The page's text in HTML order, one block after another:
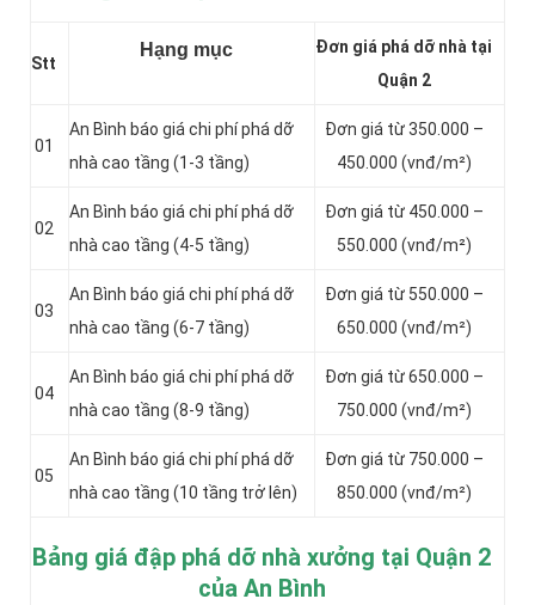
Stt
Hạng mục
Đơn giá phá dỡ nhà tại
Quận 2
01
An Bình báo giá chi phí phá dỡ
nhà cao tầng (1-3 tầng)
Đơn giá từ 350.000 –
450.000 (vnđ/m²)
02
An Bình báo giá chi phí phá dỡ
nhà cao tầng (4-5 tầng)
Đơn giá từ 450.000 –
550.000 (vnđ/m²)
03
An Bình báo giá chi phí phá dỡ
nhà cao tầng (6-7 tầng)
Đơn giá từ 550.000 –
650.000 (vnđ/m²)
04
An Bình báo giá chi phí phá dỡ
nhà cao tầng (8-9 tầng)
Đơn giá từ 650.000 –
750.000 (vnđ/m²)
05
An Bình báo giá chi phí phá dỡ
nhà cao tầng (10 tầng trở lên)
Đơn giá từ 750.000 –
850.000 (vnđ/m²)
Bảng giá đập phá dỡ nhà xưởng tại Quận 2
của An Bình